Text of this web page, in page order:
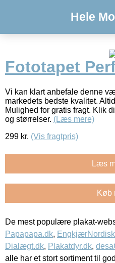
Hele
Fototapet
Vi kan klart anbefale denne
markedets bedste kvalitet.
Mulighed for gratis fragt. Klik
og størrelser. (Læs mere)
299 kr. (Vis fragtpris)
Læs
Køb
De mest populære plakat-
Papapapa.dk,
Dialægt.dk, Plakatdyr.dk,
alle har et stort sortiment til